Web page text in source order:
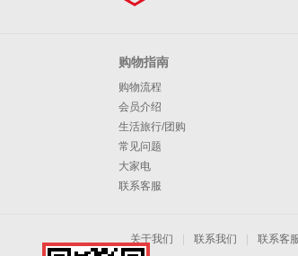
购物指南
购物流程
会员介绍
生活旅行/团购
常见问题
大家电
联系客服
关于我们 联系我们 联系客